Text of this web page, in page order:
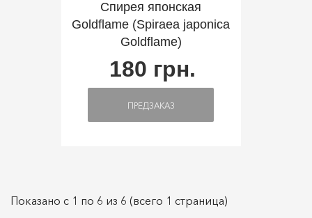
Спирея японская
Goldflame (Spiraea japonica
Goldflame)
180 грн.
ПРЕДЗАКАЗ
Показано с 1 по 6 из 6 (всего 1 страница)